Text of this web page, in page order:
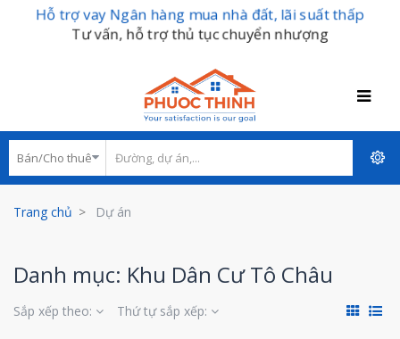
Hỗ trợ vay Ngân hàng mua nhà đất, lãi suất thấp
Tư vấn, hỗ trợ thủ tục chuyển nhượng
Trang chủ Dự án
Danh mục: Khu Dân Cư Tô Châu
Sắp xếp theo: Thứ tự sắp xếp: